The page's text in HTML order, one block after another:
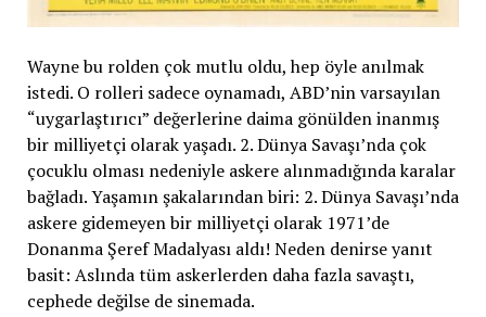
Wayne bu rolden çok mutlu oldu, hep öyle anılmak
istedi. O rolleri sadece oynamadı, ABD’nin varsayılan
“uygarlaştırıcı” değerlerine daima gönülden inanmış
bir milliyetçi olarak yaşadı. 2. Dünya Savaşı’nda çok
çocuklu olması nedeniyle askere alınmadığında karalar
bağladı. Yaşamın şakalarından biri: 2. Dünya Savaşı’nda
askere gidemeyen bir milliyetçi olarak 1971’de
Donanma Şeref Madalyası aldı! Neden denirse yanıt
basit: Aslında tüm askerlerden daha fazla savaştı,
cephede değilse de sinemada.